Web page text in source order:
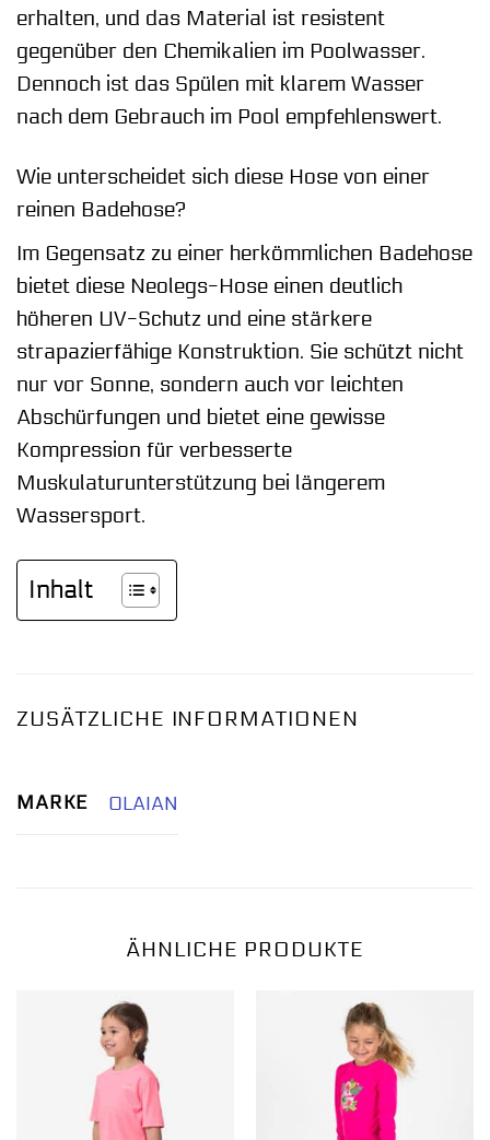
erhalten, und das Material ist resistent
gegenüber den Chemikalien im Poolwasser.
Dennoch ist das Spülen mit klarem Wasser
nach dem Gebrauch im Pool empfehlenswert.
Wie unterscheidet sich diese Hose von einer
reinen Badehose?
Im Gegensatz zu einer herkömmlichen Badehose
bietet diese Neolegs-Hose einen deutlich
höheren UV-Schutz und eine stärkere
strapazierfähige Konstruktion. Sie schützt nicht
nur vor Sonne, sondern auch vor leichten
Abschürfungen und bietet eine gewisse
Kompression für verbesserte
Muskulaturunterstützung bei längerem
Wassersport.
Inhalt
ZUSÄTZLICHE INFORMATIONEN
MARKE OLAIAN
ÄHNLICHE PRODUKTE